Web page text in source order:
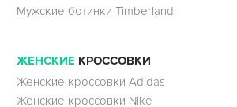
Мужские ботинки Timberland
ЖЕНСКИЕ КРОССОВКИ
Женские кроссовки Adidas
Женские кроссовки Nike